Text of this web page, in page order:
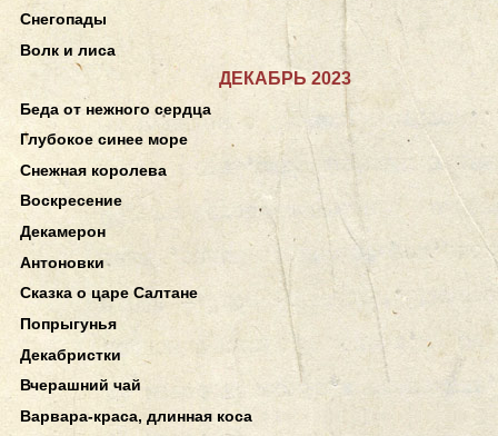
Снегопады
Волк и лиса
ДЕКАБРЬ 2023
Беда от нежного сердца
Глубокое синее море
Снежная королева
Воскресение
Декамерон
Антоновки
Сказка о царе Салтане
Попрыгунья
Декабристки
Вчерашний чай
Варвара-краса, длинная коса